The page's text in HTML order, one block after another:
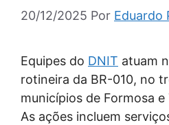
20/12/2025 Por Eduardo
Equipes do DNIT atuam
rotineira da BR-010, no
municípios de Formosa e
As ações incluem